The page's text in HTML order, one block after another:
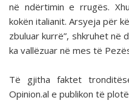
në ndërtimin e rrugës.
kokën italianit. Arsyeja për
zbuluar kurrë”, shkruhet në
ka vallëzuar në mes të
Të gjitha faktet
Opinion.al e publikon të